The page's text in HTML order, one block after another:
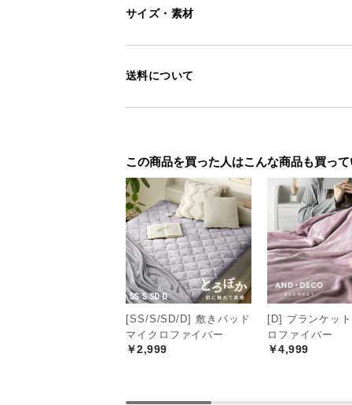
サイズ・素材
送料について
この商品を買った人はこんな商品も買っ
[SS/S/SD/D] 敷きパッド
マイクロファイバー
￥2,999
[D] ブランケッ
ロファイバー
￥4,999